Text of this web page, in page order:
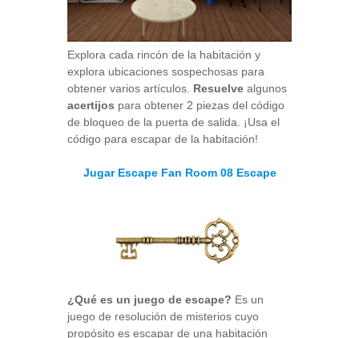
Explora cada rincón de la habitación y
explora ubicaciones sospechosas para
obtener varios artículos. Resuelve algunos
acertijos para obtener 2 piezas del código
de bloqueo de la puerta de salida. ¡Usa el
código para escapar de la habitación!
Jugar Escape Fan Room 08 Escape
¿Qué es un juego de escape? Es un
juego de resolución de misterios cuyo
propósito es escapar de una habitación